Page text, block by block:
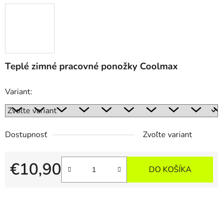
Teplé zimné pracovné ponožky Coolmax
Variant:
Dostupnosť Zvoľte variant
€10,90
Jednotková cena:
DO KOŠÍKA